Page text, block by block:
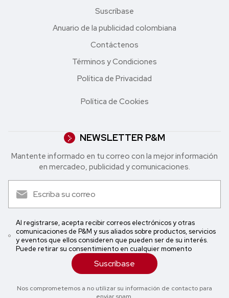
Suscríbase
Anuario de la publicidad colombiana
Contáctenos
Términos y Condiciones
Política de Privacidad
Política de Cookies
NEWSLETTER P&M
Mantente informado en tu correo con la mejor in formación
en mercadeo, publicidad y comunicaciones.
Al registrarse, acepta recibir correos electrónicos y otras
comunicaciones de P&M y sus aliados sobre productos, servicios
y eventos que ellos consideren que pueden ser de su interés.
Puede retirar su consentimiento en cualquier momento
Suscríbase
Nos comprometemos a no utilizar su información de contacto para
enviar spam.